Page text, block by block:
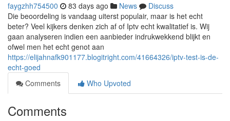
faygzhh754500 83 days ago News
Discuss
Die beoordeling is vandaag uiterst populair, maar is het echt
beter? Veel kijkers denken zich af of Iptv echt kwalitatief is. Wij
gaan analyseren indien een aanbieder indrukwekkend blijkt en
ofwel men het echt genot aan
https://elijahnafk901177.blogitright.com/41664326/iptv-test-is-de-
echt-goed
Comments
Who Upvoted
Comments